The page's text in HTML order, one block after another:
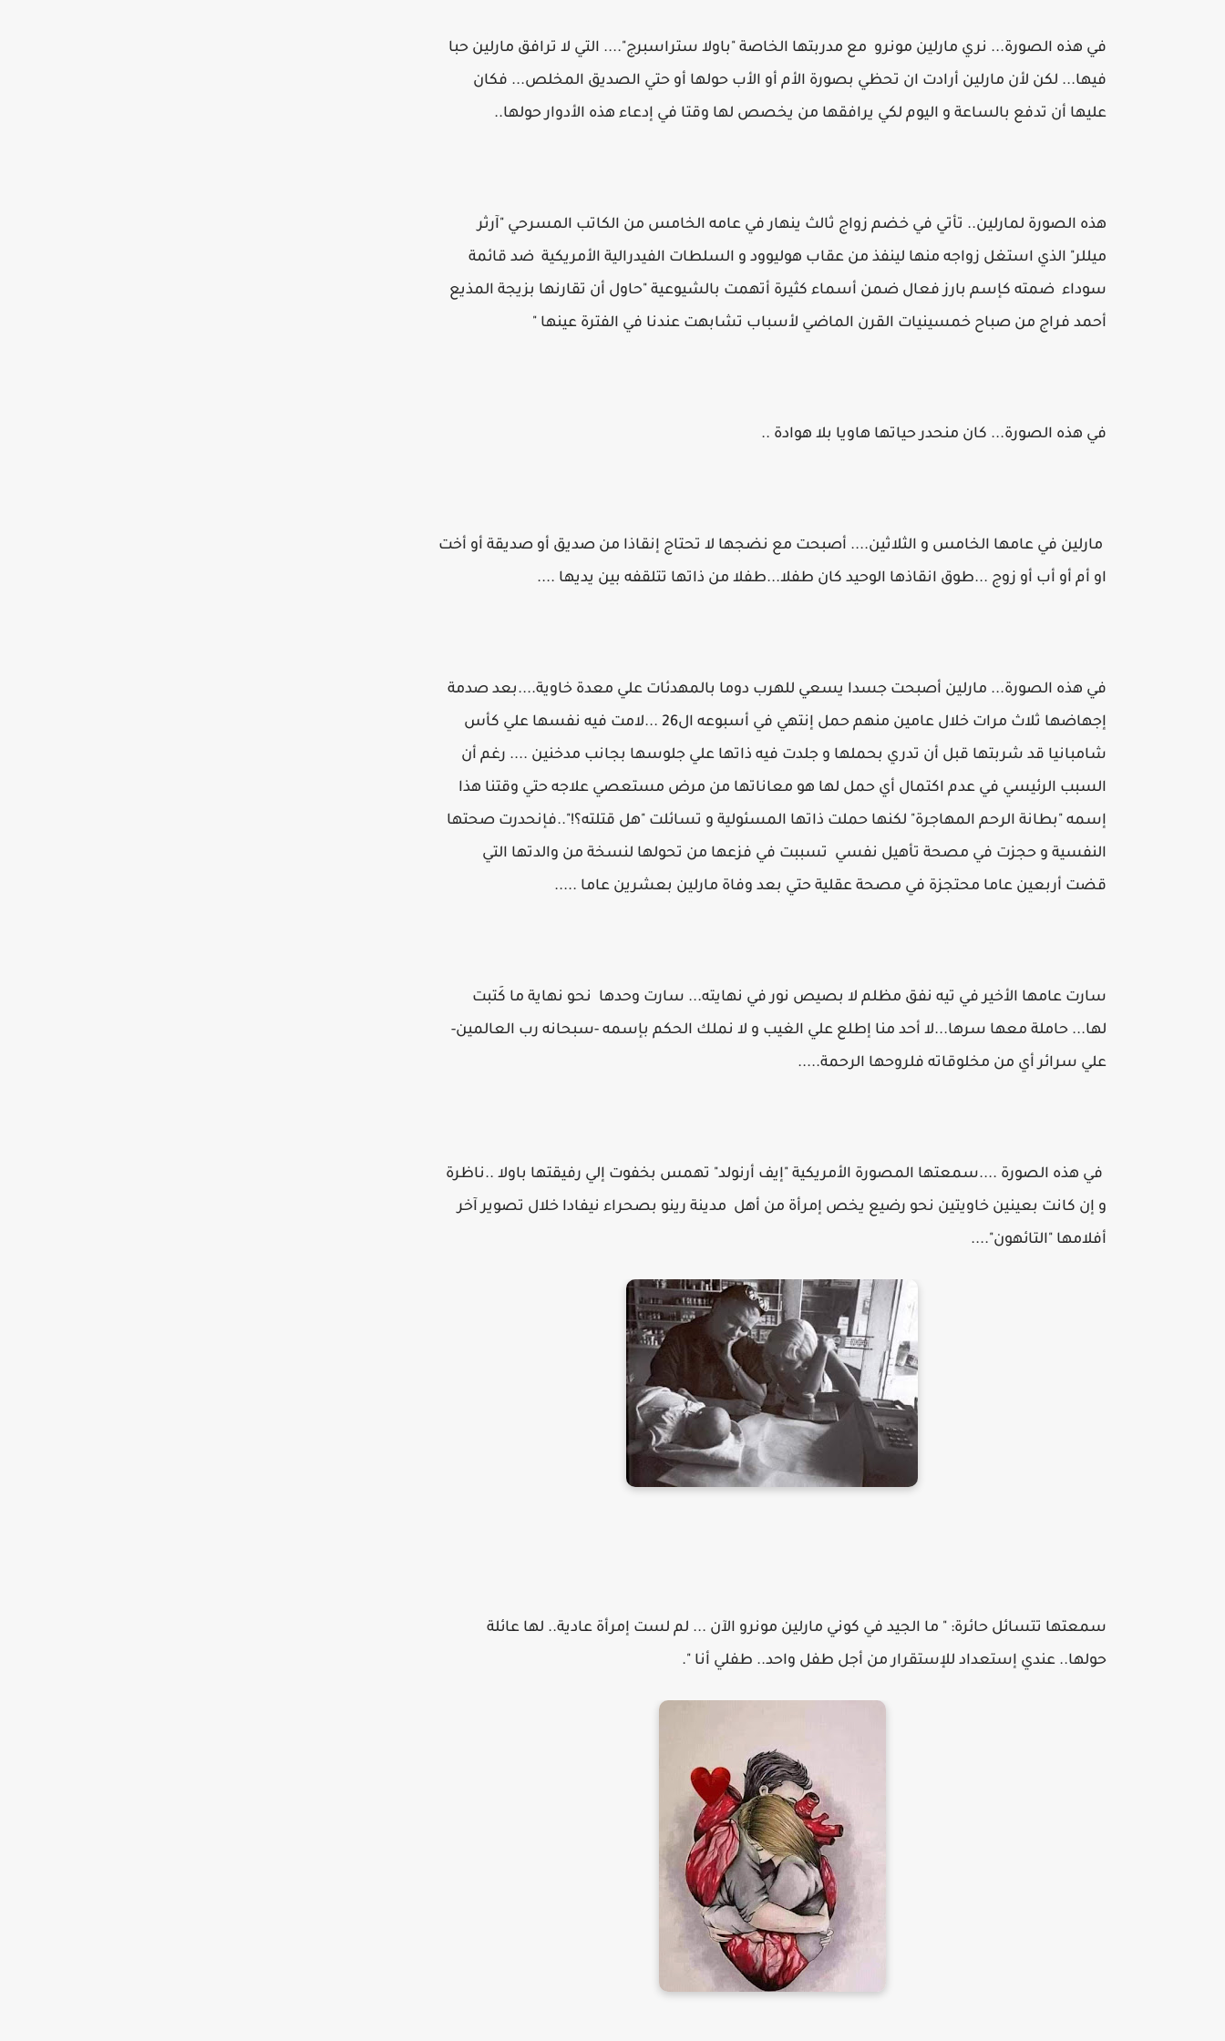
في هذه الصورة... نري مارلين مونرو مع مدربتها الخاصة "باولا ستراسبرج".... التي لا ترافق مارلين حبا
فيها... لكن لأن مارلين أرادت ان تحظي بصورة الأم أو الأب حولها أو حتي الصديق المخلص... فكان
عليها أن تدفع بالساعة و اليوم لكي يرافقها من يخصص لها وقتا في إدعاء هذه الأدوار حولها..
هذه الصورة لمارلين.. تأتي في خضم زواج ثالث ينهار في عامه الخامس من الكاتب المسرحي "آرثر
ميللر" الذي استغل زواجه منها لينفذ من عقاب هوليوود و السلطات الفيدرالية الأمريكية ضد قائمة
سوداء ضمته كإسم بارز فعال ضمن أسماء كثيرة أتهمت بالشيوعية "حاول أن تقارنها بزيجة المذيع
أحمد فراج من صباح خمسينيات القرن الماضي لأسباب تشابهت عندنا في الفترة عينها "
في هذه الصورة... كان منحدر حياتها هاويا بلا هوادة ..
مارلين في عامها الخامس و الثلاثين.... أصبحت مع نضجها لا تحتاج إنقاذا من صديق أو صديقة أو أخت
او أم أو أب أو زوج ...طوق انقاذها الوحيد كان طفلا...طفلا من ذاتها تتلقفه بين يديها ....
في هذه الصورة... مارلين أصبحت جسدا يسعي للهرب دوما بالمهدئات علي معدة خاوية....بعد صدمة
إجهاضها ثلاث مرات خلال عامين منهم حمل إنتهي في أسبوعه ال26 ...لامت فيه نفسها علي كأس
شامبانيا قد شربتها قبل أن تدري بحملها و جلدت فيه ذاتها علي جلوسها بجانب مدخنين .... رغم أن
السبب الرئيسي في عدم اكتمال أي حمل لها هو معاناتها من مرض مستعصي علاجه حتي وقتنا هذا
إسمه "بطانة الرحم المهاجرة" لكنها حملت ذاتها المسئولية و تسائلت "هل قتلته؟!"..فإنحدرت صحتها
النفسية و حجزت في مصحة تأهيل نفسي تسببت في فزعها من تحولها لنسخة من والدتها التي
قضت أربعين عاما محتجزة في مصحة عقلية حتي بعد وفاة مارلين بعشرين عاما .....
سارت عامها الأخير في تيه نفق مظلم لا بصيص نور في نهايته... سارت وحدها نحو نهاية ما كَتبت
لها... حاملة معها سرها...لا أحد منا إطلع علي الغيب و لا نملك الحكم بإسمه -سبحانه رب العالمين-
علي سرائر أي من مخلوقاته فلروحها الرحمة.....
في هذه الصورة ....سمعتها المصورة الأمريكية "إيف أرنولد" تهمس بخفوت إلي رفيقتها باولا ..ناظرة
و إن كانت بعينين خاويتين نحو رضيع يخص إمرأة من أهل مدينة رينو بصحراء نيفادا خلال تصوير آخر
أفلامها "التائهون"....
سمعتها تتسائل حائرة: " ما الجيد في كوني مارلين مونرو الآن ... لم لست إمرأة عادية.. لها عائلة
حولها.. عندي إستعداد للإستقرار من أجل طفل واحد.. طفلي أنا ".